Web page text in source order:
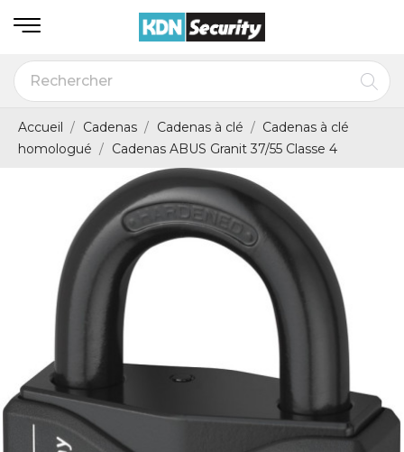
Accueil Cadenas Cadenas à clé
Cadenas à clé
homologué
Cadenas ABUS Granit 37/55 Classe 4